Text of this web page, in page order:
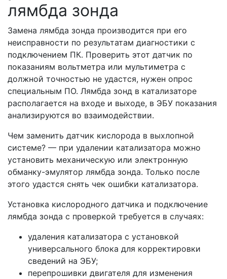
лямбда зонда
Замена лямбда зонда производится при его
неисправности по результатам диагностики с
подключением ПК. Проверить этот датчик по
показаниям вольтметра или мультиметра с
должной точностью не удастся, нужен опрос
специальным ПО. Лямбда зонд в катализаторе
располагается на входе и выходе, в ЭБУ показания
анализируются во взаимодействии.
Чем заменить датчик кислорода в выхлопной
системе? — при удалении катализатора можно
установить механическую или электронную
обманку-эмулятор лямбда зонда. Только после
этого удастся снять чек ошибки катализатора.
Установка кислородного датчика и подключение
лямбда зонда с проверкой требуется в случаях:
удаления катализатора с установкой
универсального блока для корректировки
сведений на ЭБУ;
перепрошивки двигателя для изменения